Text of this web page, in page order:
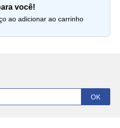
você!
ao adicionar ao carrinho